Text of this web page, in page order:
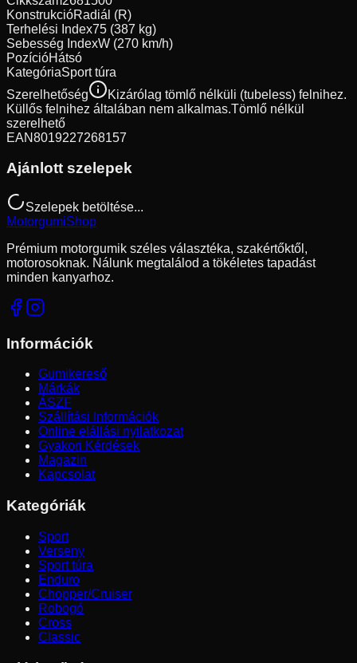
KonstrukcióRadiál (R)
Terhelési Index75 (387 kg)
Sebesség IndexW (270 km/h)
PozícióHátsó
KategóriaSport túra
Szerelhetőség
Kizárólag tömlő nélküli (tubeless) felnihez.
Küllős felnihez általában nem alkalmas.Tömlő nélkül
szerelhető
EAN8019227268157
Ajánlott szelepek
Szelepek betöltése...
MotorgumiShop
Prémium motorgumik széles választéka, szakértőktől,
motorosoknak. Nálunk megtalálod a tökéletes tapadást
minden kanyarhoz.
Információk
Gumikereső
Márkák
ÁSZF
Szállítási Információk
Online elállási nyilatkozat
Gyakori Kérdések
Magazin
Kapcsolat
Kategóriák
Sport
Verseny
Sport túra
Enduro
Chopper/Cruiser
Robogó
Cross
Classic